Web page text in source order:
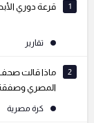
1 قرعة دوري
تقارير
2
ماذا قالت صحف
المصري
كرة مصرية